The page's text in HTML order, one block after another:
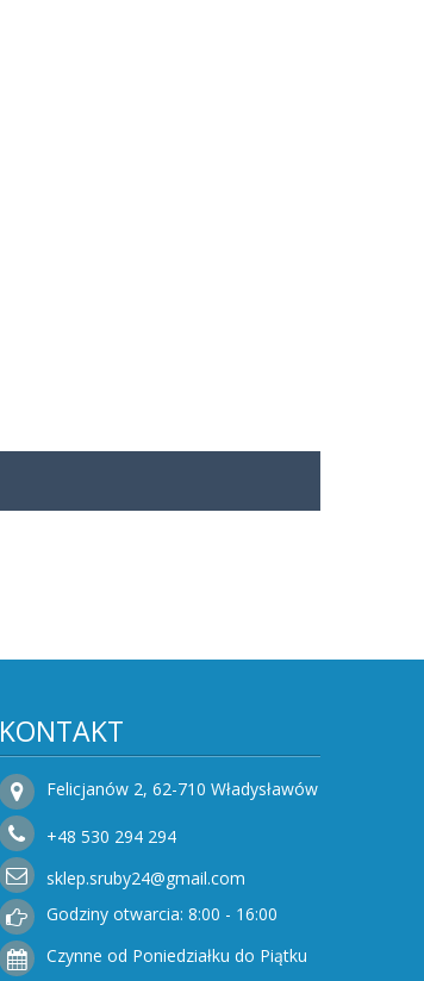
KONTAKT
Felicjanów 2, 62-710 Władysławów
+48 530 294 294
sklep.sruby24@gmail.com
Godziny otwarcia: 8:00 - 16:00
Czynne od Poniedziałku do Piątku